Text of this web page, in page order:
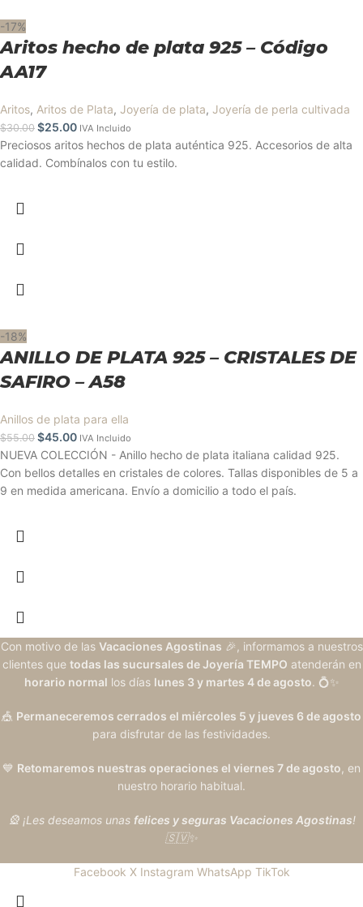
-17%
Aritos hecho de plata 925 – Código
AA17
Aritos, Aritos de Plata, Joyería de plata, Joyería de perla cultivada
$30.00 $25.00 IVA Incluido
Preciosos aritos hechos de plata auténtica 925. Accesorios de alta
calidad. Combínalos con tu estilo.
-18%
ANILLO DE PLATA 925 – CRISTALES DE
SAFIRO – A58
Anillos de plata para ella
$55.00 $45.00 IVA Incluido
NUEVA COLECCIÓN - Anillo hecho de plata italiana calidad 925.
Con bellos detalles en cristales de colores. Tallas disponibles de 5 a
9 en medida americana. Envío a domicilio a todo el país.
Con motivo de las Vacaciones Agostinas 🎉, informamos a nuestros
clientes que todas las sucursales de Joyería TEMPO atenderán en
horario normal los días lunes 3 y martes 4 de agosto. 💍✨
🎪 Permaneceremos cerrados el miércoles 5 y jueves 6 de agosto
para disfrutar de las festividades.
💙 Retomaremos nuestras operaciones el viernes 7 de agosto, en
nuestro horario habitual.
🎡 ¡Les deseamos unas felices y seguras Vacaciones Agostinas!
🇸🇻✨
Facebook X Instagram WhatsApp TikTok